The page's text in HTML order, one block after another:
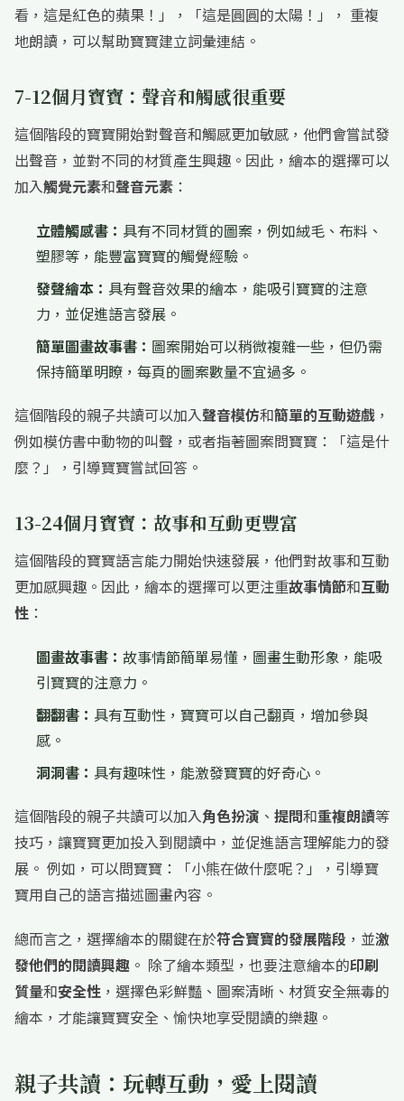
看，這是紅色的蘋果！」，「這是圓圓的太陽！」， 重複
地朗讀，可以幫助寶寶建立詞彙連結。
7-12個月寶寶：聲音和觸感很重要
這個階段的寶寶開始對聲音和觸感更加敏感，他們會嘗試發
出聲音，並對不同的材質產生興趣。因此，繪本的選擇可以
加入觸覺元素和聲音元素 ：
立體觸感書： 具有不同材質的圖案，例如絨毛、布料、
塑膠等，能豐富寶寶的觸覺經驗。
發聲繪本： 具有聲音效果的繪本，能吸引寶寶的注意
力，並促進語言發展。
簡單圖畫故事書： 圖案開始可以稍微複雜一些，但仍需
保持簡單明瞭，每頁的圖案數量不宜過多。
這個階段的親子共讀可以加入聲音模仿和簡單的互動遊戲 ，
例如模仿書中動物的叫聲，或者指著圖案問寶寶：「這是什
麼？」，引導寶寶嘗試回答。
13-24個月寶寶：故事和互動更豐富
這個階段的寶寶語言能力開始快速發展，他們對故事和互動
更加感興趣。因此，繪本的選擇可以更注重故事情節和互動
性 ：
圖畫故事書： 故事情節簡單易懂，圖畫生動形象，能吸
引寶寶的注意力。
翻翻書： 具有互動性，寶寶可以自己翻頁，增加參與
感。
洞洞書： 具有趣味性，能激發寶寶的好奇心。
這個階段的親子共讀可以加入角色扮演 、 提問和重複朗讀等
技巧，讓寶寶更加投入到閱讀中，並促進語言理解能力的發
展。 例如，可以問寶寶：「小熊在做什麼呢？」，引導寶
寶用自己的語言描述圖畫內容。
總而言之，選擇繪本的關鍵在於符合寶寶的發展階段 ，並激
發他們的閱讀興趣 。 除了繪本類型，也要注意繪本的印刷
質量和安全性 ，選擇色彩鮮豔、圖案清晰、材質安全無毒的
繪本，才能讓寶寶安全、愉快地享受閱讀的樂趣。
親子共讀：玩轉互動，愛上閱讀